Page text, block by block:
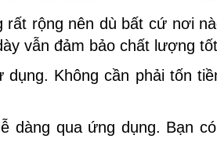
rất rộng nên dù bất cứ nơi
vẫn đảm bảo chất lượng
dụng. Không cần phải tốn
dàng qua ứng dụng. Bạn